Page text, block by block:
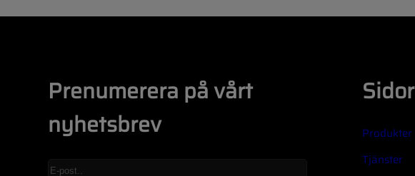
Prenumerera på vårt
nyhetsbrev
Sidor
Produkter
Tjänster